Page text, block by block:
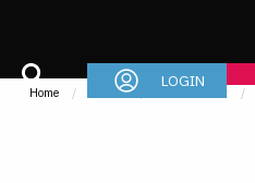
LOGIN
Home Im Job IMR-Podcast